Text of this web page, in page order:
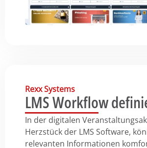
Rexx Systems
LMS Workflow
In der digitalen
Herzstück der LMS Software,
relevanten Informationen